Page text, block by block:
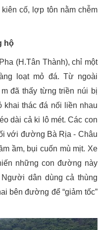
cố, lợp tôn nằm chễm
hộ
(H.Tân Thành), chỉ một
loạt mỏ đá. Từ ngoài
đã thấy từng triền núi bị
khai thác đá nối liền nhau
dài cả ki lô mét. Các con
với đường Bà Rịa - Châu
ầm, bụi cuốn mù mịt. Xe
những con đường này
dân dùng cả thùng
bên đường để “giảm tốc”